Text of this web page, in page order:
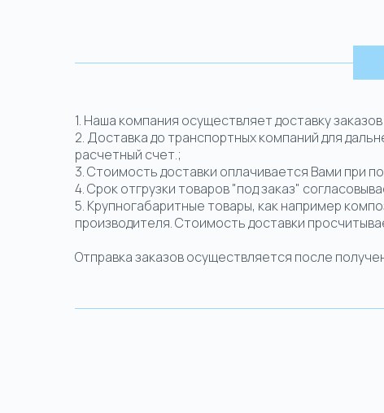
1. Наша компания осуществляет доставку
2. Доставка до транспортных компаний для
расчетный счет.;
3. Стоимость доставки оплачивается Вами при
4. Срок отгрузки товаров "под заказ"
5. Крупногабаритные товары, как например
производителя. Стоимость доставки
Отправка заказов осуществляется после